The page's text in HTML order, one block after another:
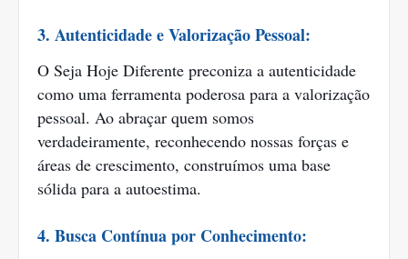
3. Autenticidade e Valorização Pessoal:
O Seja Hoje Diferente preconiza a autenticidade
como uma ferramenta poderosa para a valorização
pessoal. Ao abraçar quem somos
verdadeiramente, reconhecendo nossas forças e
áreas de crescimento, construímos uma base
sólida para a autoestima.
4. Busca Contínua por Conhecimento: